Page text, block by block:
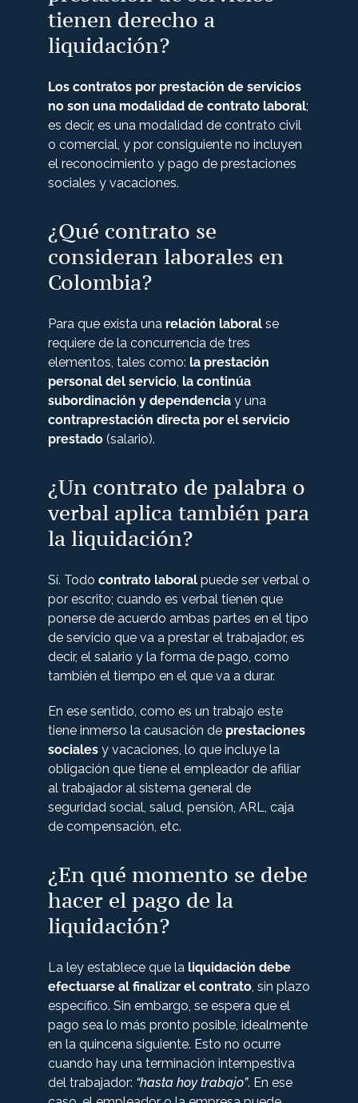
tienen derecho a
liquidación?
Los contratos por prestación de servicios
no son una modalidad de contrato laboral;
es decir, es una modalidad de contrato civil
o comercial, y por consiguiente no incluyen
el reconocimiento y pago de prestaciones
sociales y vacaciones.
¿Qué contrato se
consideran laborales en
Colombia?
Para que exista una relación laboral se
requiere de la concurrencia de tres
elementos, tales como: la prestación
personal del servicio, la continúa
subordinación y dependencia y una
contraprestación directa por el servicio
prestado (salario).
¿Un contrato de palabra o
verbal aplica también para
la liquidación?
Sí. Todo contrato laboral puede ser verbal o
por escrito; cuando es verbal tienen que
ponerse de acuerdo ambas partes en el tipo
de servicio que va a prestar el trabajador, es
decir, el salario y la forma de pago, como
también el tiempo en el que va a durar.
En ese sentido, como es un trabajo este
tiene inmerso la causación de prestaciones
sociales y vacaciones, lo que incluye la
obligación que tiene el empleador de afiliar
al trabajador al sistema general de
seguridad social, salud, pensión, ARL, caja
de compensación, etc.
¿En qué momento se debe
hacer el pago de la
liquidación?
La ley establece que la liquidación debe
efectuarse al finalizar el contrato, sin plazo
específico. Sin embargo, se espera que el
pago sea lo más pronto posible, idealmente
en la quincena siguiente. Esto no ocurre
cuando hay una terminación intempestiva
del trabajador: “hasta hoy trabajo”. En ese